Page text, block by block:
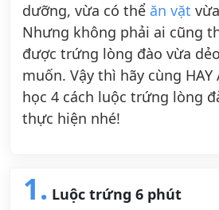
dưỡng, vừa có thể ăn vặt
Nhưng không phải ai cũng
được trứng lòng đào vừa
muốn. Vậy thì hãy cùng HAY
học 4 cách luộc trứng lòng
thực hiện nhé!
1. Luộc trứng 6 phút